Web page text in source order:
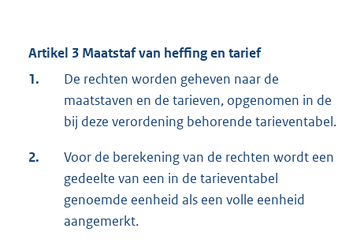
Artikel 3 Maatstaf van heffing en tarief
1.
De rechten worden geheven naar de
maatstaven en de tarieven, opgenomen in de
bij deze verordening behorende tarieventabel.
2.
Voor de berekening van de rechten wordt een
gedeelte van een in de tarieventabel
genoemde eenheid als een volle eenheid
aangemerkt.